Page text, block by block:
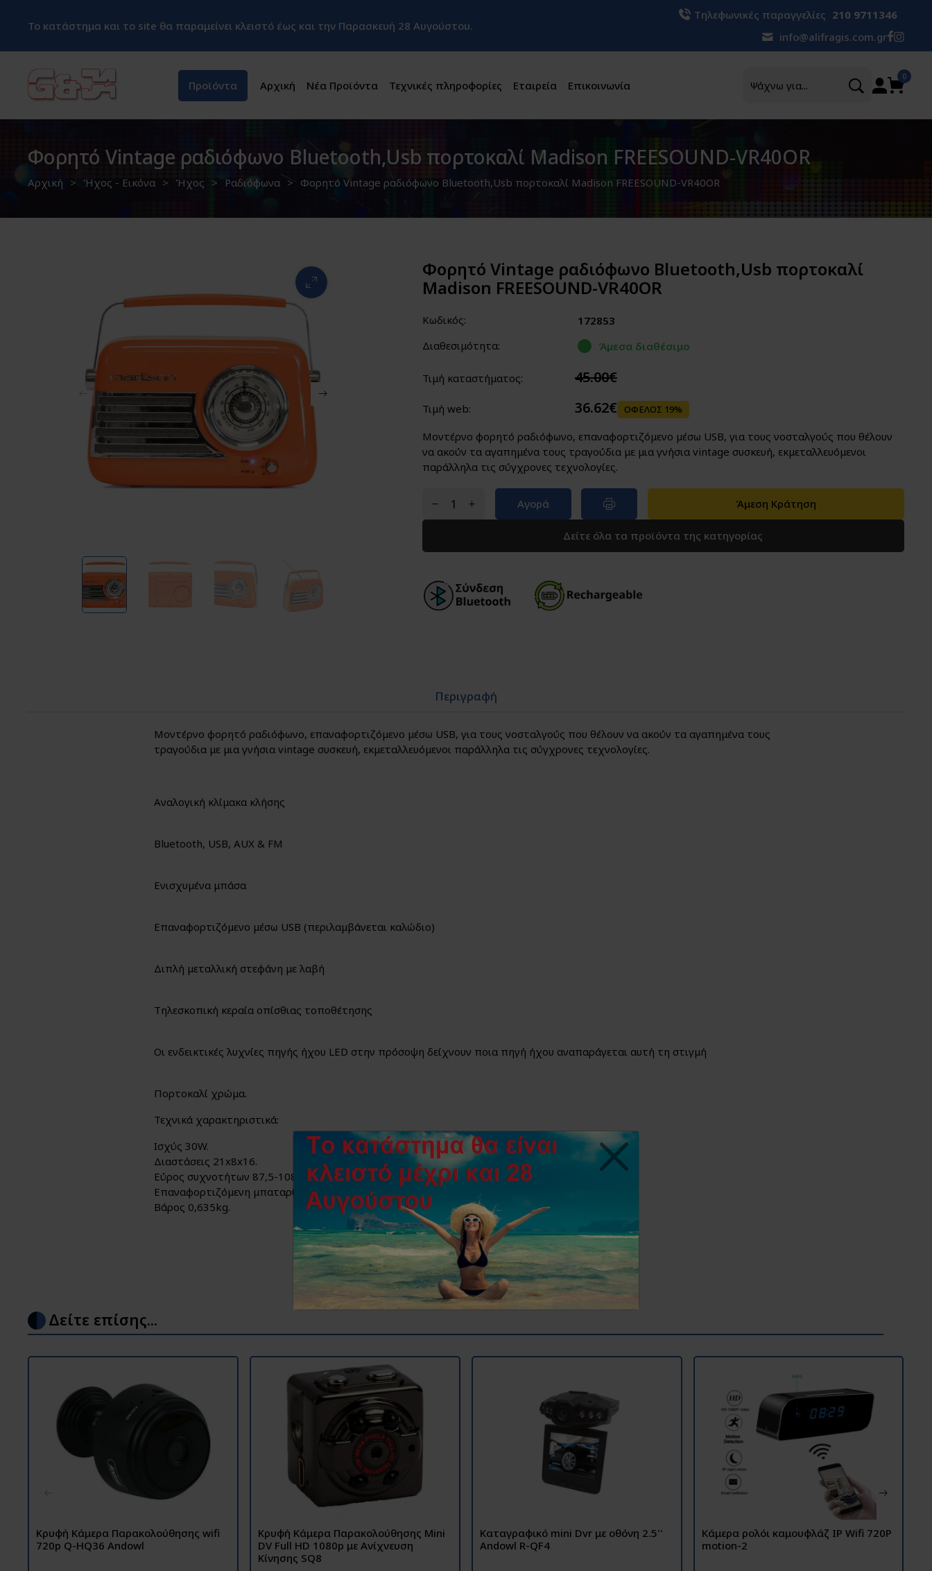
Το κατάστημα και το site θα παραμείνει κλειστό έως και την Παρασκευή 28 Αυγούστου.
Τηλεφωνικές παραγγελίες 210 9711346
info@alifragis.com.gr
Προϊόντα Αρχική Νέα Προϊόντα Τεχνικές πληροφορίες Εταιρεία Επικοινωνία
0
Φορητό Vintage ραδιόφωνο Bluetooth,Usb πορτοκαλί Madison FREESOUND-VR40OR
Αρχική Ήχος - Εικόνα Ήχος Ραδιόφωνα Φορητό Vintage ραδιόφωνο Bluetooth,Usb πορτοκαλί Madison FREESOUND-VR40OR
Φορητό Vintage ραδιόφωνο Bluetooth,Usb πορτοκαλί
Madison FREESOUND-VR40OR
Κωδικός:
172853
Διαθεσιμότητα:
Άμεσα διαθέσιμο
Τιμή καταστήματος: 45.00€
Τιμή web: 36.62€ ΟΦΕΛΟΣ 19%
Μοντέρνο φορητό ραδιόφωνο, επαναφορτιζόμενο μέσω USB, για τους νοσταλγούς που θέλουν
να ακούν τα αγαπημένα τους τραγούδια με μια γνήσια vintage συσκευή, εκμεταλλευόμενοι
παράλληλα τις σύγχρονες τεχνολογίες.
Αγορά Άμεση Κράτηση
Δείτε όλα τα προϊόντα της κατηγορίας
Περιγραφή
Μοντέρνο φορητό ραδιόφωνο, επαναφορτιζόμενο μέσω USB, για τους νοσταλγούς που θέλουν να ακούν τα αγαπημένα τους
τραγούδια με μια γνήσια vintage συσκευή, εκμεταλλευόμενοι παράλληλα τις σύγχρονες τεχνολογίες.
Αναλογική κλίμακα κλήσης
Bluetooth, USB, AUX & FM
Ενισχυμένα μπάσα
Επαναφορτιζόμενο μέσω USB (περιλαμβάνεται καλώδιο)
Διπλή μεταλλική στεφάνη με λαβή
Τηλεσκοπική κεραία οπίσθιας τοποθέτησης
Οι ενδεικτικές λυχνίες πηγής ήχου LED στην πρόσοψη δείχνουν ποια πηγή ήχου αναπαράγεται αυτή τη στιγμή
Πορτοκαλί χρώμα.
Τεχνικά χαρακτηριστικά:
Ισχύς 30W.
Διαστάσεις 21x8x16.
Εύρος συχνοτήτων 87,5-108MHz.
Επαναφορτιζόμενη μπαταρία λιθίου 3,7V-1500mAh.
Βάρος 0,635kg.
Δείτε επίσης...
Κρυφή Κάμερα Παρακολούθησης wifi
720p Q-HQ36 Andowl
Κρυφή Κάμερα Παρακολούθησης Mini
DV Full HD 1080p με Ανίχνευση
Κίνησης SQ8
Καταγραφικό mini Dvr με οθόνη 2.5''
Andowl R-QF4
Κάμερα ρολόι καμουφλάζ IP Wifi 720P
motion-2